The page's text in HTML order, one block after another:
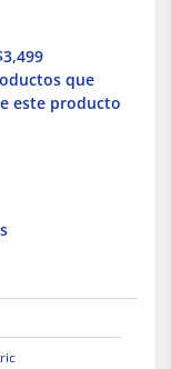
que
este producto